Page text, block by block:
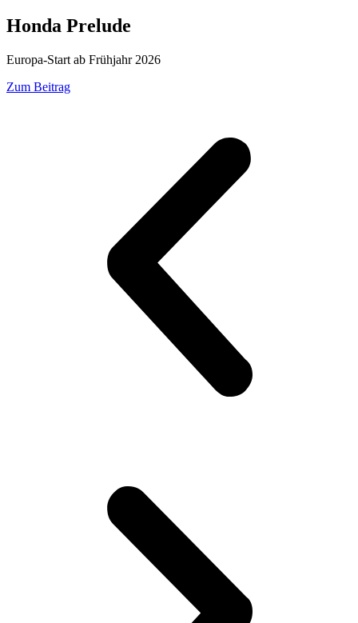
Honda Prelude
Europa-Start ab Frühjahr 2026
Zum Beitrag